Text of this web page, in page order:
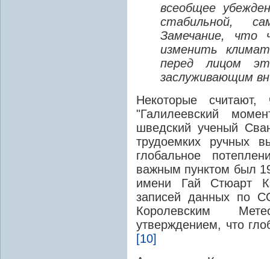
всеобщее
стабильной,
Замечание, что
изменить
перед лицом
заслуживающим
Некоторые
"Галилеевский
шведский ученый
трудоемких ручных
глобальное
важным пунктом был
имени Гай Стюарт
записей данных по
Королевским
утверждением, что
[10]